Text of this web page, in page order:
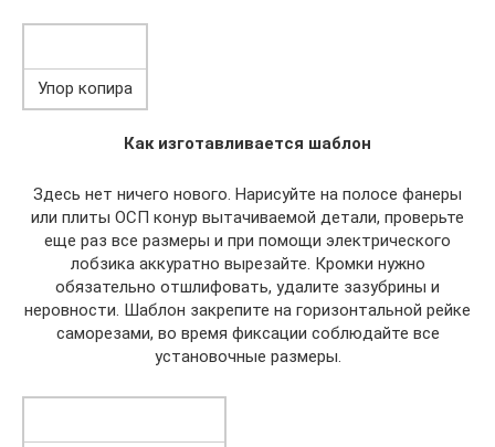
Упор копира
Как изготавливается шаблон
Здесь нет ничего нового. Нарисуйте на полосе фанеры
или плиты ОСП конур вытачиваемой детали, проверьте
еще раз все размеры и при помощи электрического
лобзика аккуратно вырезайте. Кромки нужно
обязательно отшлифовать, удалите зазубрины и
неровности. Шаблон закрепите на горизонтальной рейке
саморезами, во время фиксации соблюдайте все
установочные размеры.